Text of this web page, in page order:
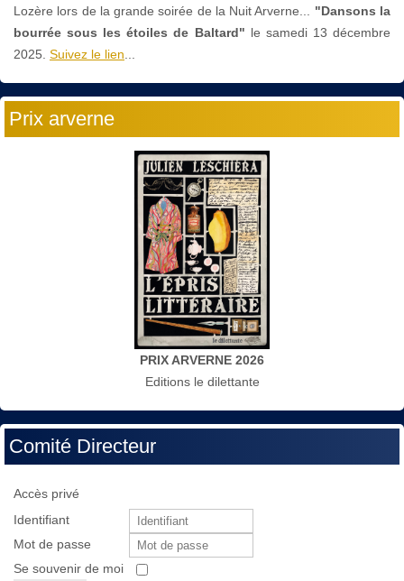
Lozère lors de la grande soirée de la Nuit Arverne... "Dansons la
bourrée sous les étoiles de Baltard" le samedi 13 décembre
2025. Suivez le lien...
Prix arverne
PRIX ARVERNE 2026
Editions le dilettante
Comité Directeur
Accès privé
Identifiant
Mot de passe
Se souvenir de moi